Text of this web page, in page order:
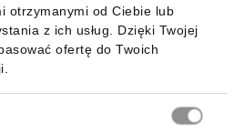
otrzymanymi od Ciebie lub
z ich usług. Dzięki Twojej
ofertę do Twoich
aplikację mobilną: